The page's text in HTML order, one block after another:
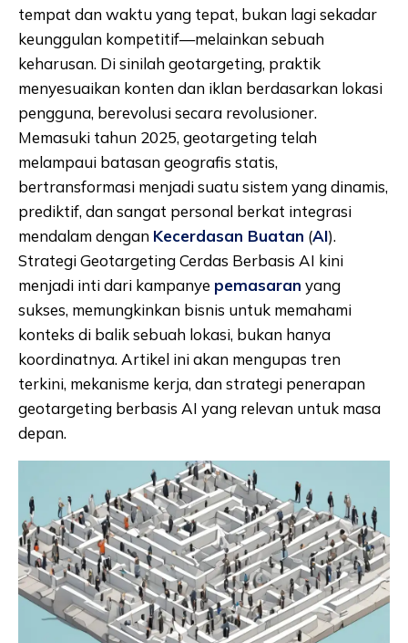
tempat dan waktu yang tepat, bukan lagi sekadar
keunggulan kompetitif—melainkan sebuah
keharusan. Di sinilah geotargeting, praktik
menyesuaikan konten dan iklan berdasarkan lokasi
pengguna, berevolusi secara revolusioner.
Memasuki tahun 2025, geotargeting telah
melampaui batasan geografis statis,
bertransformasi menjadi suatu sistem yang dinamis,
prediktif, dan sangat personal berkat integrasi
mendalam dengan Kecerdasan Buatan (AI).
Strategi Geotargeting Cerdas Berbasis AI kini
menjadi inti dari kampanye pemasaran yang
sukses, memungkinkan bisnis untuk memahami
konteks di balik sebuah lokasi, bukan hanya
koordinatnya. Artikel ini akan mengupas tren
terkini, mekanisme kerja, dan strategi penerapan
geotargeting berbasis AI yang relevan untuk masa
depan.